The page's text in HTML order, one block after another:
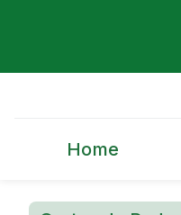
Home